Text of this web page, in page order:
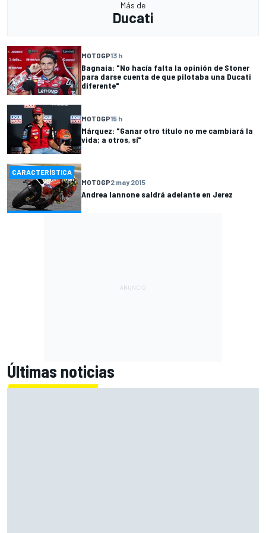
Más de
Ducati
MOTOGP13 h
Bagnaia: "No hacía falta la opinión de Stoner
para darse cuenta de que pilotaba una Ducati
diferente"
MOTOGP15 h
Márquez: "Ganar otro título no me cambiará la
vida; a otros, sí"
CARACTERÍSTICA
MOTOGP2 may 2015
Andrea Iannone saldrá adelante en Jerez
Últimas noticias